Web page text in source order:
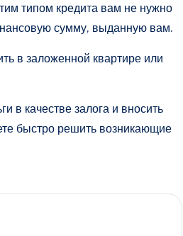
типом кредита вам не нужно
сумму, выданную вам.
в заложенной квартире или
в качестве залога и вносить
быстро решить возникающие